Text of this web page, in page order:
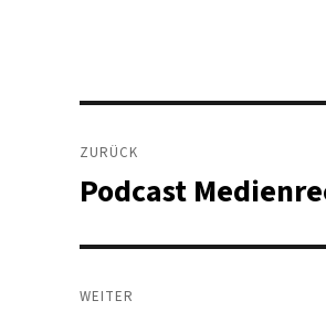
ZURÜCK
Vorheriger
Podcast
WEITER